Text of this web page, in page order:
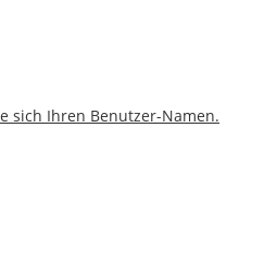
sich Ihren Benutzer-Namen.